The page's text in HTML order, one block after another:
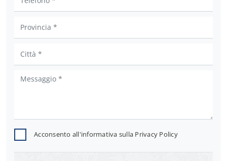
Acconsento all'informativa sulla Privacy Policy